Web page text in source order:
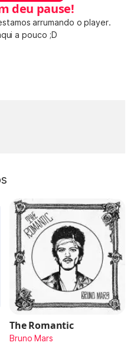
deu pause!
arrumando o player.
a pouco ;D
The Romantic
Bruno Mars